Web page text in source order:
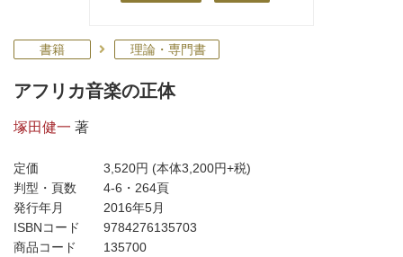
書籍 理論・専門書
アフリカ音楽の正体
塚田健一 著
定価 3,520円 (本体3,200円+税)
判型・頁数
4-6・264頁
発行年月
2016年5月
ISBNコード
9784276135703
商品コード
135700